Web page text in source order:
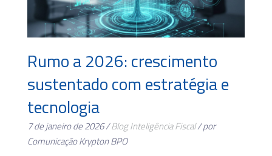
Rumo a 2026: crescimento
sustentado com estratégia e
tecnologia
7 de janeiro de 2026 /BlogInteligência Fiscal/ por
Comunicação Krypton BPO